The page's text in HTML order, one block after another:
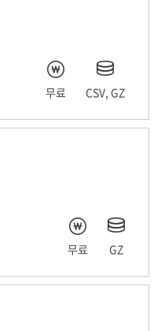
무료 CSV, GZ
무료 GZ